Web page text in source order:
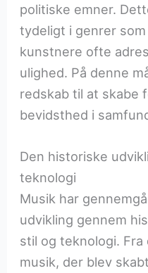
politiske emner.
tydeligt i genrer
kunstnere ofte
ulighed. På denne
redskab til at skabe
bevidsthed i
Den historiske
teknologi
Musik har
udvikling gennem
stil og teknologi.
musik, der blev